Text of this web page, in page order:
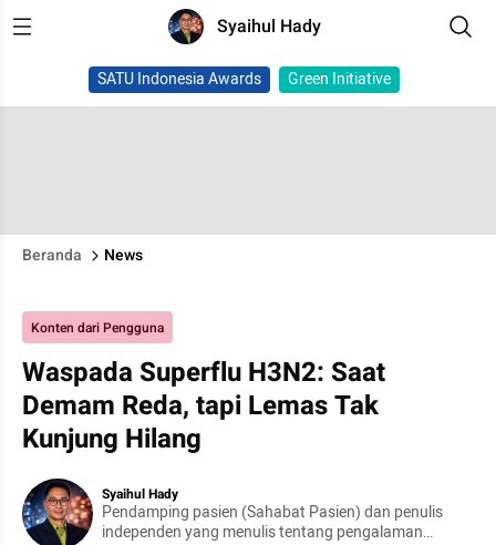
Syaihul Hady
SATU Indonesia Awards Green Initiative
Beranda News
Konten dari Pengguna
Waspada Superflu H3N2: Saat
Demam Reda, tapi Lemas Tak
Kunjung Hilang
Syaihul Hady
Pendamping pasien (Sahabat Pasien) dan penulis
independen yang menulis tentang pengalaman